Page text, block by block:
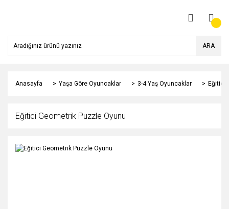
ARA
Anasayfa Yaşa Göre Oyuncaklar 3-4 Yaş Oyuncaklar Eğitici
Eğitici Geometrik Puzzle Oyunu